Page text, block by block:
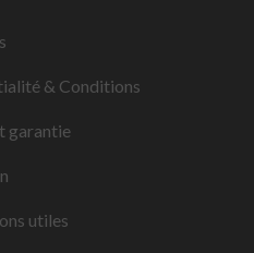
& Conditions
garantie
utiles